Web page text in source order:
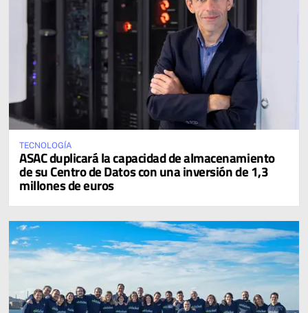
TECNOLOGÍA
ASAC duplicará la capacidad de almacenamiento
de su Centro de Datos con una inversión de 1,3
millones de euros